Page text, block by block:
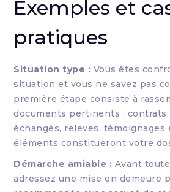
Exemples et
pratiques
Situation type : Vous êtes
situation et vous ne savez pas
première étape consiste à
documents pertinents :
échangés, relevés, témoignages
éléments constitueront votre
Démarche amiable : Avant
adressez une mise en demeure